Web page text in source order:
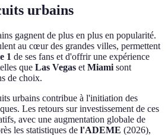
urbains
gagnent de plus en plus en popularité.
au cœur des grandes villes, permettent
1 de ses fans et d'offrir une expérience
que Las Vegas et Miami sont
de choix.
urbains contribue à l'initiation des
Les retours sur investissement de ces
avec une augmentation globale de
les statistiques de l'ADEME (2026),